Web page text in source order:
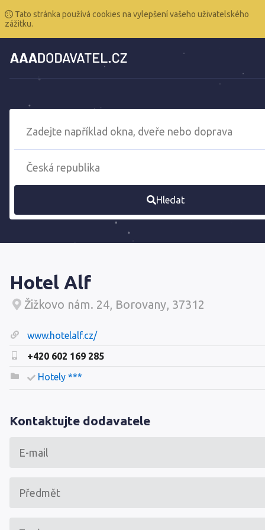
Tato stránka používá cookies na vylepšení vašeho uživatelského
zážitku.
Hledat
Hotel Alf
Žižkovo nám. 24, Borovany, 37312
www.hotelalf.cz/
+420 602 169 285
Hotely ***
Kontaktujte dodavatele